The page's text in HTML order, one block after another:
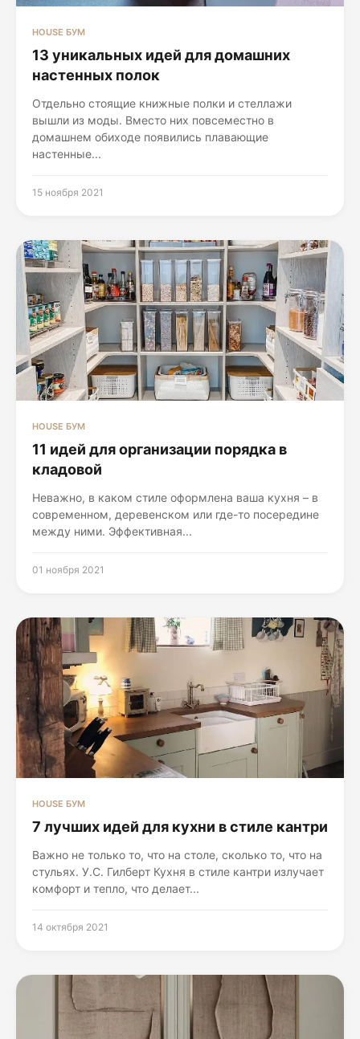
HOUSE БУМ
13 уникальных идей для домашних
настенных полок
Отдельно стоящие книжные полки и стеллажи
вышли из моды. Вместо них повсеместно в
домашнем обиходе появились плавающие
настенные...
15 ноября 2021
HOUSE БУМ
11 идей для организации порядка в
кладовой
Неважно, в каком стиле оформлена ваша кухня – в
современном, деревенском или где-то посередине
между ними. Эффективная...
01 ноября 2021
HOUSE БУМ
7 лучших идей для кухни в стиле кантри
Важно не только то, что на столе, сколько то, что на
стульях. У.С. Гилберт Кухня в стиле кантри излучает
комфорт и тепло, что делает...
14 октября 2021